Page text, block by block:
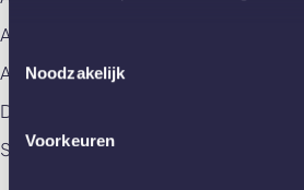
Noodzakelijk
Voorkeuren
Aluminium deuren
Akoestische panelen
Deuren
Stalen deuren